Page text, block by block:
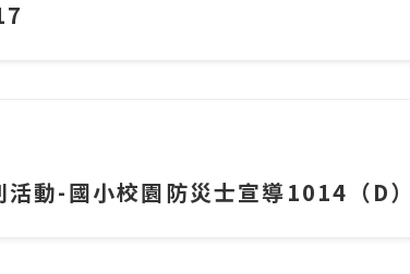
動-國小校園防災士宣導1014（D）